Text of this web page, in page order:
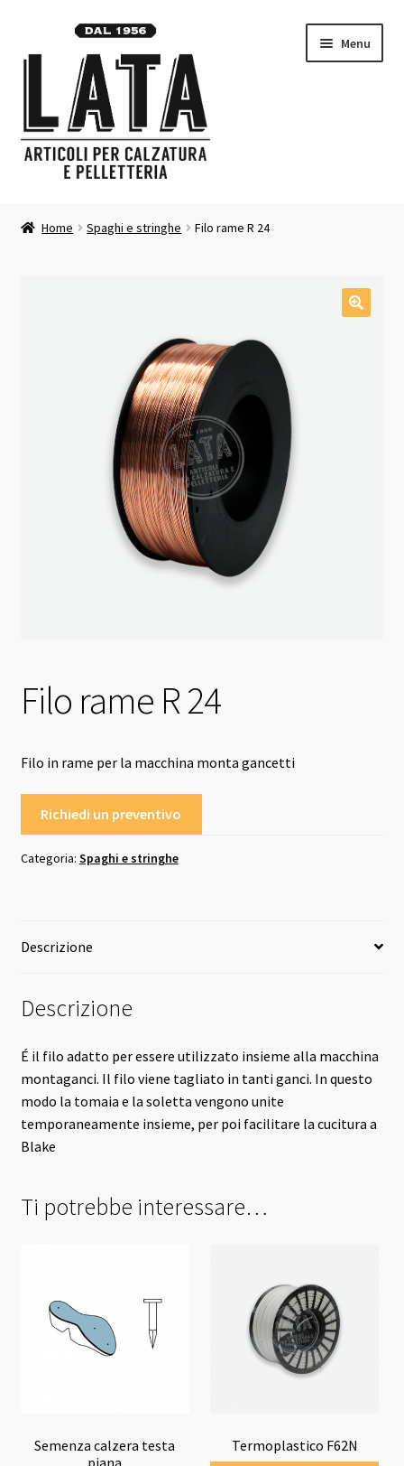
alla
navigazione
al
contenuto
Menu
menu
child
Home Spaghi e stringhe Filo rame R 24
Filo rame R 24
Filo in rame per la macchina monta gancetti
Richiedi un preventivo
Categoria: Spaghi e stringhe
Descrizione
Descrizione
É il filo adatto per essere utilizzato insieme alla macchina
montaganci. Il filo viene tagliato in tanti ganci. In questo
modo la tomaia e la soletta vengono unite
temporaneamente insieme, per poi facilitare la cucitura a
Blake
Ti potrebbe interessare…
Semenza calzera testa
piana
Termoplastico F62N